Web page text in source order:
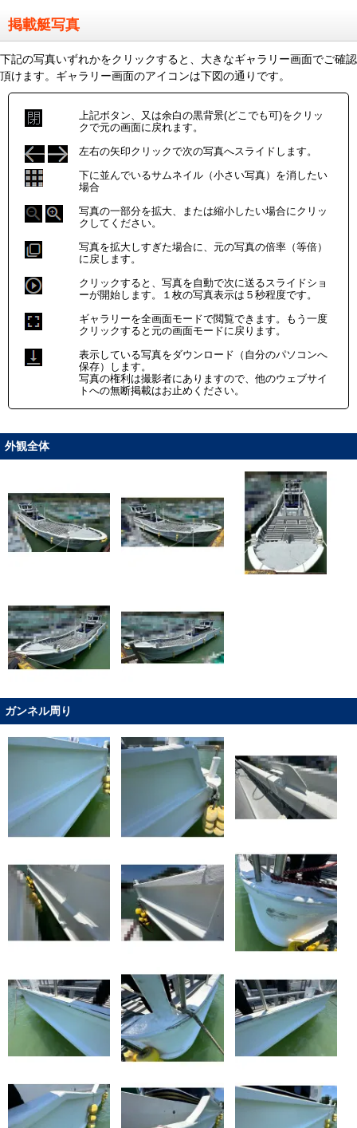
掲載艇写真
下記の写真いずれかをクリックすると、大きなギャラリー画面でご確認
頂けます。ギャラリー画面のアイコンは下図の通りです。
上記ボタン、又は余白の黒背景(どこでも可)をクリッ
クで元の画面に戻れます。
左右の矢印クリックで次の写真へスライドします。
下に並んでいるサムネイル（小さい写真）を消したい
場合
写真の一部分を拡大、または縮小したい場合にクリッ
クしてください。
写真を拡大しすぎた場合に、元の写真の倍率（等倍）
に戻します。
クリックすると、写真を自動で次に送るスライドショ
ーが開始します。１枚の写真表示は５秒程度です。
ギャラリーを全画面モードで閲覧できます。もう一度
クリックすると元の画面モードに戻ります。
表示している写真をダウンロード（自分のパソコンへ
保存）します。
写真の権利は撮影者にありますので、他のウェブサイ
トへの無断掲載はお止めください。
外観全体
ガンネル周り